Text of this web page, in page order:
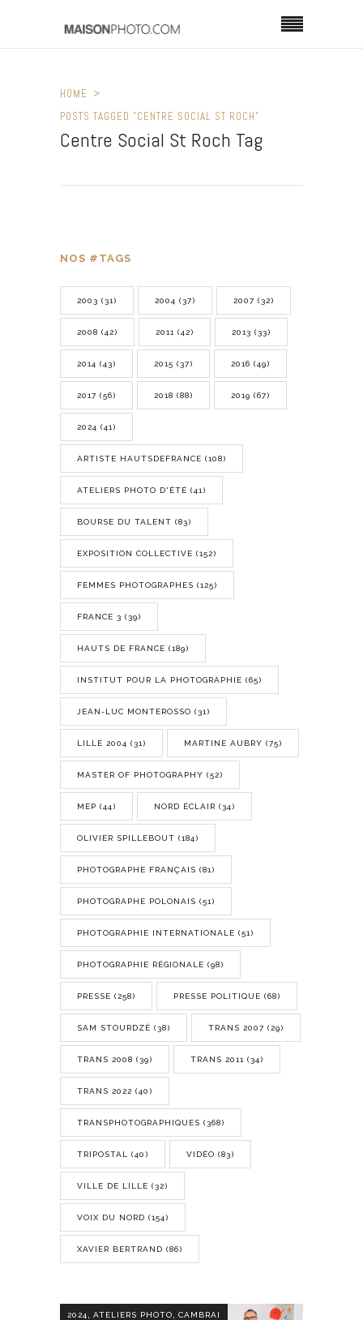
HOME
POSTS TAGGED "CENTRE SOCIAL ST ROCH"
Centre Social St Roch Tag
NOS #TAGS
2003 (31) 2004 (37) 2007 (32)
2008 (42) 2011 (42) 2013 (33)
2014 (43) 2015 (37) 2016 (49)
2017 (56) 2018 (88) 2019 (67)
2024 (41)
ARTISTE HAUTSDEFRANCE (108)
ATELIERS PHOTO D'ÉTÉ (41)
BOURSE DU TALENT (83)
EXPOSITION COLLECTIVE (152)
FEMMES PHOTOGRAPHES (125)
FRANCE 3 (39)
HAUTS DE FRANCE (189)
INSTITUT POUR LA PHOTOGRAPHIE (65)
JEAN-LUC MONTEROSSO (31)
LILLE 2004 (31) MARTINE AUBRY (75)
MASTER OF PHOTOGRAPHY (52)
MEP (44) NORD ÉCLAIR (34)
OLIVIER SPILLEBOUT (184)
PHOTOGRAPHE FRANÇAIS (81)
PHOTOGRAPHE POLONAIS (51)
PHOTOGRAPHIE INTERNATIONALE (51)
PHOTOGRAPHIE RÉGIONALE (98)
PRESSE (258) PRESSE POLITIQUE (68)
SAM STOURDZÉ (38) TRANS 2007 (29)
TRANS 2008 (39) TRANS 2011 (34)
TRANS 2022 (40)
TRANSPHOTOGRAPHIQUES (368)
TRIPOSTAL (40) VIDÉO (83)
VILLE DE LILLE (32)
VOIX DU NORD (154)
XAVIER BERTRAND (86)
2024 ATELIERS PHOTO CAMBRAI